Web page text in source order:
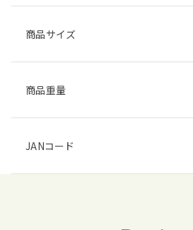
商品サイズ
商品重量
JANコード